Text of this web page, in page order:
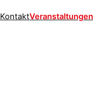
KontaktVeranstaltungen